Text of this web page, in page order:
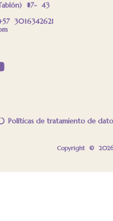
#7- 43
3016342621
Políticas de tratamiento de
Copyright ©